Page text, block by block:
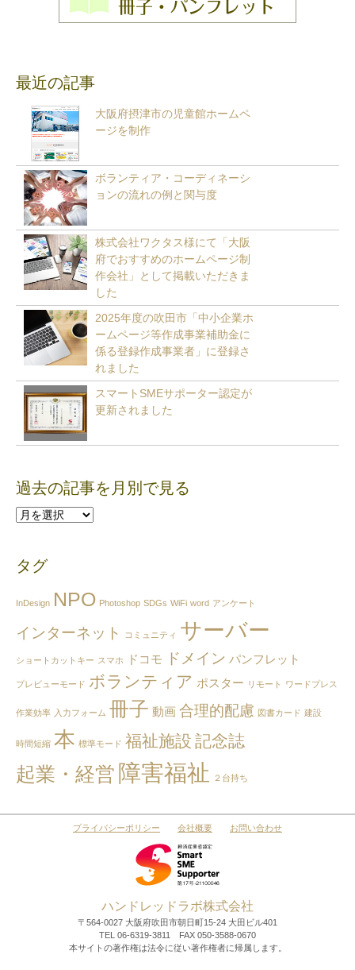
最近の記事
大阪府摂津市の児童館ホームペ
ージを制作
ボランティア・コーディネーシ
ョンの流れの例と関与度
株式会社ワクタス様にて「大阪
府でおすすめのホームページ制
作会社」として掲載いただきま
した
2025年度の吹田市「中小企業ホ
ームページ等作成事業補助金に
係る登録作成事業者」に登録さ
れました
スマートSMEサポーター認定が
更新されました
過去の記事を月別で見る
過
記
を
別
見
る
タグ
InDesign NPO Photoshop SDGs WiFi word アンケート
インターネット コミュニティ サーバー
ショートカットキー スマホ ドコモ ドメイン パンフレット
プレビューモード ボランティア ポスター リモート ワードプレス
作業効率 入力フォーム 冊子 動画 合理的配慮 図書カード 建設
時間短縮 本 標準モード 福祉施設 記念誌
起業・経営 障害福祉 ２台持ち
プライバシーポリシー 会社概要 お問い合わせ
ハンドレッドラボ株式会社
〒564-0027 大阪府吹田市朝日町15-24 大田ビル401
TEL 06-6319-3811 FAX 050-3588-0670
本サイトの著作権は法令に従い著作権者に帰属します。